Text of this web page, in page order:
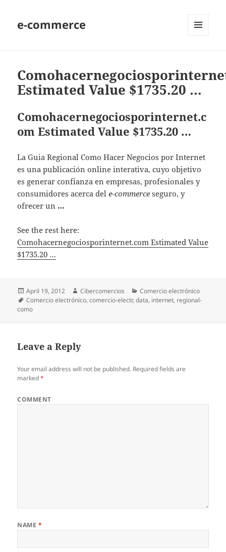
e-commerce
Estimated Value $1735.20 …
Comohacernegociosporinternet.c
om Estimated Value $1735.20 …
La Guia Regional Como Hacer Negocios por Internet
es una publicación online interativa, cuyo objetivo
es generar confianza en empresas, profesionales y
consumidores acerca dele-commerce seguro, y
ofrecer un …
See the rest here:
Comohacernegociosporinternet.com Estimated Value
$1735.20 …
Posted
on
April 19, 2012 Author
Cibercomercios Categories
Comercio electrónico
Tags
Comercio electrónico,comercio-electr,data, internet, regional-
como
Leave a Reply
Your email address will not be published. Required fields are
marked*
COMMENT
NAME *